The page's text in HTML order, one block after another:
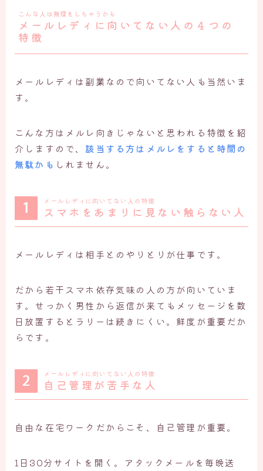
こんな人は無理をしちゃうかも
メールレディに向いてない人の４つの
特徴
メールレディは副業なので向いてない人も当然いま
す。
こんな方はメルレ向きじゃないと思われる特徴を紹
介しますので、 該当する方はメルレをすると時間の
無駄かも しれません。
メールレディに向いてない人の特徴
スマホをあまりに見ない触らない人
メールレディは相手とのやりとりが仕事です。
だから若干スマホ依存気味の人の方が向いていま
す。せっかく男性から返信が来てもメッセージを数
日放置するとラリーは続きにくい。鮮度が重要だか
らです。
メールレディに向いてない人の特徴
自己管理が苦手な人
自由な在宅ワークだからこそ、自己管理が重要。
1日30分サイトを開く。アタックメールを毎晩送